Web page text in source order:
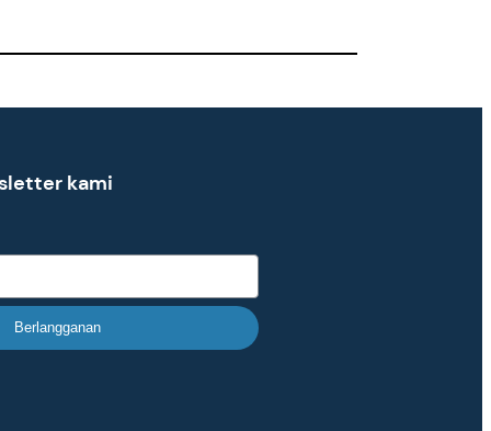
kami
Berlangganan